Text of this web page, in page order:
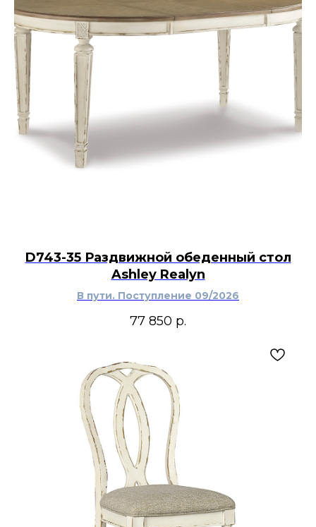
D743-35 Раздвижной обеденный стол
Ashley Realyn
В пути. Поступление 09/2026
77 850 р.